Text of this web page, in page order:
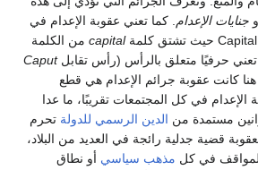
جنايات الإعدام. كما تعني عقوبة الإعدام في
capital من الكلمة
تعني حرفيًا متعلق بالرأس (رأس تقابلCaput
كانت عقوبة جرائم الإعدام هي قطع
في كل المجتمعات تقريبًا، ما عدا
مستمدة من الدين الرسمي للدولة تحرم
قضية جدلية رائجة في العديد من البلاد،
في كل مذهب سياسي أو نطاق